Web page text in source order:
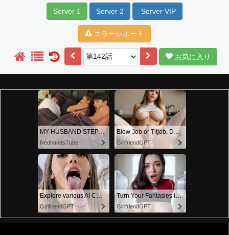
Server 1 Server 2 Server VIP
エラーレポート
1 お気に入り